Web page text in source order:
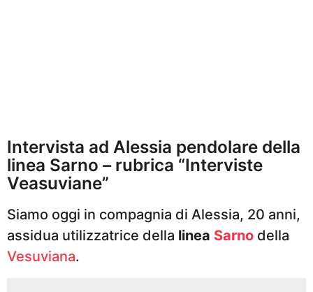
Intervista ad Alessia pendolare della
linea Sarno – rubrica “Interviste
Veasuviane”
Siamo oggi in compagnia di Alessia, 20 anni,
assidua utilizzatrice della linea Sarno della
Vesuviana.